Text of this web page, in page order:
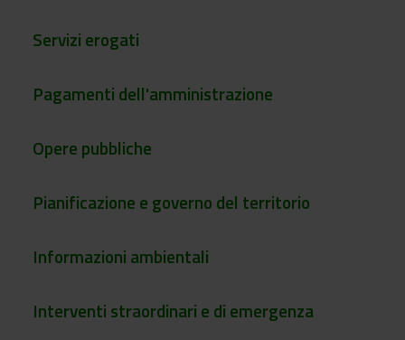
Servizi erogati
Pagamenti dell'amministrazione
Opere pubbliche
Pianificazione e governo del territorio
Informazioni ambientali
Interventi straordinari e di emergenza